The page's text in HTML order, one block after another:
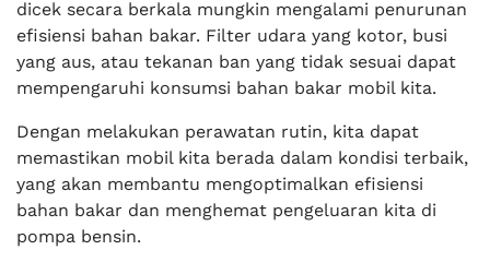
dicek secara berkala mungkin mengalami penurunan
efisiensi bahan bakar. Filter udara yang kotor, busi
yang aus, atau tekanan ban yang tidak sesuai dapat
mempengaruhi konsumsi bahan bakar mobil kita.
Dengan melakukan perawatan rutin, kita dapat
memastikan mobil kita berada dalam kondisi terbaik,
yang akan membantu mengoptimalkan efisiensi
bahan bakar dan menghemat pengeluaran kita di
pompa bensin.